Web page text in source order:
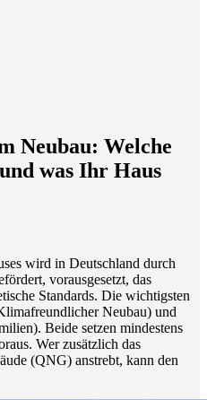
Neubau: Welche
was Ihr Haus
wird in Deutschland durch
vorausgesetzt, das
Standards. Die wichtigsten
Neubau) und
Beide setzen mindestens
Wer zusätzlich das
(QNG) anstrebt, kann den